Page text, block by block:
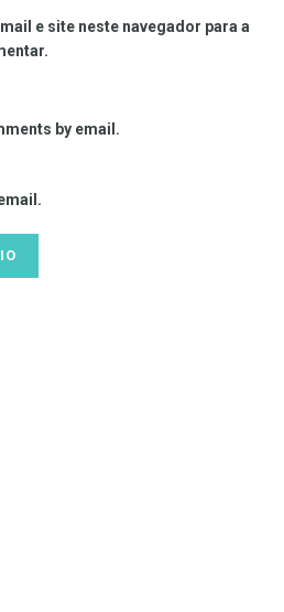
e site neste navegador para a
by email.